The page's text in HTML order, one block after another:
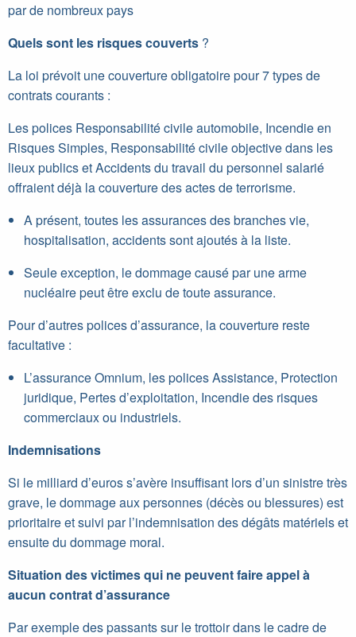
par de nombreux pays
Quels sont les risques couverts ?
La loi prévoit une couverture obligatoire pour 7 types de
contrats courants :
Les polices Responsabilité civile automobile, Incendie en
Risques Simples, Responsabilité civile objective dans les
lieux publics et Accidents du travail du personnel salarié
offraient déjà la couverture des actes de terrorisme.
A présent, toutes les assurances des branches vie,
hospitalisation, accidents sont ajoutés à la liste.
Seule exception, le dommage causé par une arme
nucléaire peut être exclu de toute assurance.
Pour d’autres polices d’assurance, la couverture reste
facultative :
L’assurance Omnium, les polices Assistance, Protection
juridique, Pertes d’exploitation, Incendie des risques
commerciaux ou industriels.
Indemnisations
Si le milliard d’euros s’avère insuffisant lors d’un sinistre très
grave, le dommage aux personnes (décès ou blessures) est
prioritaire et suivi par l’indemnisation des dégâts matériels et
ensuite du dommage moral.
Situation des victimes qui ne peuvent faire appel à
aucun contrat d’assurance
Par exemple des passants sur le trottoir dans le cadre de